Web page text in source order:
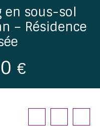
en sous-sol
– Résidence
€